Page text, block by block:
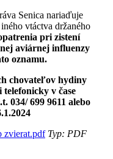
Senica nariaďuje
vtáctva držaného
pri zistení
aviárnej influenzy
oznamu.
chovateľov hydiny
v čase
034/ 699 9611 alebo
zvierat.pdfTyp: PDF